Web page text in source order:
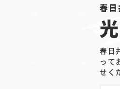
春
春日
って
せく